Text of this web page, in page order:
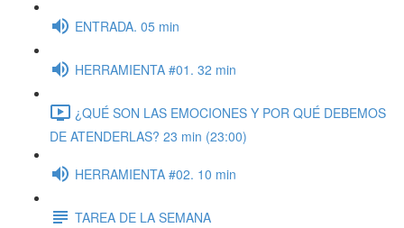
ENTRADA. 05 min
HERRAMIENTA #01. 32 min
¿QUÉ SON LAS EMOCIONES Y POR QUÉ DEBEMOS
DE ATENDERLAS? 23 min (23:00)
HERRAMIENTA #02. 10 min
TAREA DE LA SEMANA